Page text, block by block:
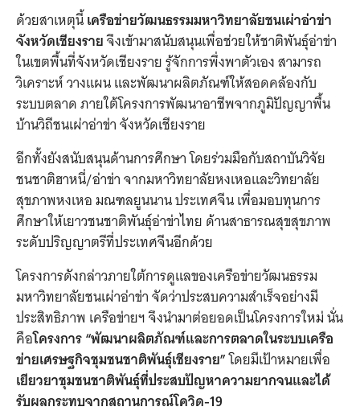
ด้วยสาเหตุนี้เครือข่ายวัฒนธรรมมหาวิทยาลัยชนเผ่าอ่าข่า
จังหวัดเชียงรายจึงเข้ามาสนับสนุนเพื่อช่วยให้ชาติพันธุ์อ่าข่า
ในเขตพื้นที่จังหวัดเชียงราย รู้จักการพึ่งพาตัวเอง สามารถ
วิเคราะห์ วางแผน และพัฒนาผลิตภัณฑ์ให้สอดคล้องกับ
ระบบตลาด ภายใต้โครงการพัฒนาอาชีพจากภูมิปัญญาพื้น
บ้านวิถีชนเผ่าอ่าข่า จังหวัดเชียงราย
อีกทั้งยังสนับสนุนด้านการศึกษา โดยร่วมมือกับสถาบันวิจัย
ชนชาติฮาหนี่/อ่าข่า จากมหาวิทยาลัยหงเหอและวิทยาลัย
สุขภาพหงเหอ มณฑลยูนนาน ประเทศจีน เพื่อมอบทุนการ
ศึกษาให้เยาวชนชาติพันธุ์อ่าข่าไทย ด้านสาธารณสุขสุขภาพ
ระดับปริญญาตรีที่ประเทศจีนอีกด้วย
โครงการดังกล่าวภายใต้การดูแลของเครือข่ายวัฒนธรรม
มหาวิทยาลัยชนเผ่าอ่าข่า จัดว่าประสบความสำเร็จอย่างมี
ประสิทธิภาพ เครือข่ายฯ จึงนำมาต่อยอดเป็นโครงการใหม่ นั่น
คือโครงการ “พัฒนาผลิตภัณฑ์และการตลาดในระบบเครือ
ข่ายเศรษฐกิจชุมชนชาติพันธุ์เชียงราย”โดยมีเป้าหมายเพื่อ
เยียวยาชุมชนชาติพันธุ์ที่ประสบปัญหาความยากจนและได้
รับผลกระทบจากสถานการณ์โควิด-19